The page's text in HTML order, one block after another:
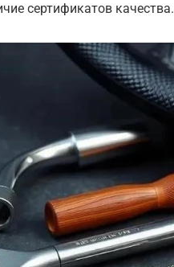
сертификатов качества.